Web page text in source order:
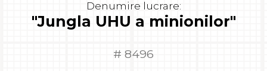
Denumire lucrare:
"Jungla UHU a minionilor"
# 8496